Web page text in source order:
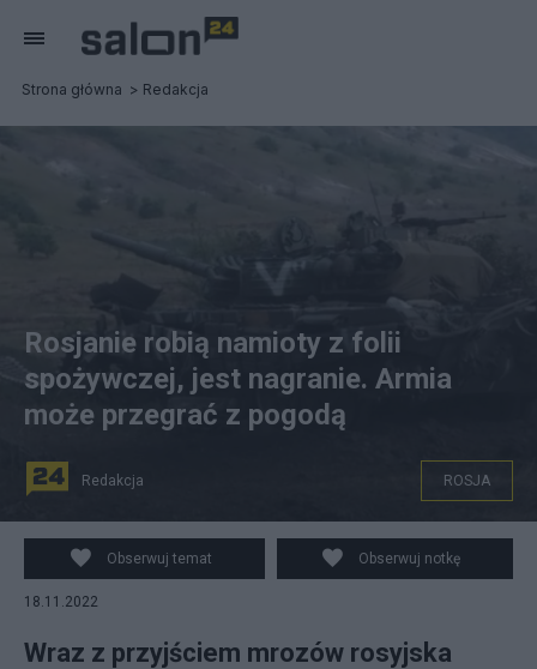
Strona główna Redakcja
Armia Rosji ma problem z pogodą i brakiem
wyposażenia. fot. UkrInform
Rosjanie robią namioty z folii
spożywczej, jest nagranie. Armia
może przegrać z pogodą
Redakcja ROSJA
Obserwuj temat Obserwuj notkę
18.11.2022
Wraz z przyjściem mrozów rosyjska